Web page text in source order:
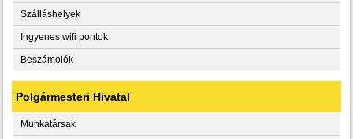
Szálláshelyek
Ingyenes wifi pontok
Beszámolók
Polgármesteri Hivatal
Munkatársak